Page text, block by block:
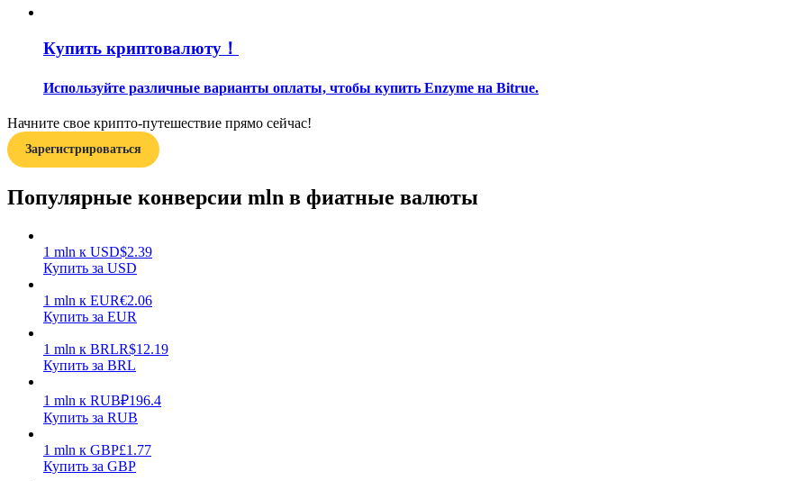
Гид
Руководство для начинающих по фьючерсам
Торговые стратегии
Купить криптовалюту！
Используйте различные варианты оплаты, чтобы купить Enzyme на Bitrue.
Начните свое крипто-путешествие прямо сейчас!
Зарегистрироваться
Популярные конверсии mln в фиатные валюты
1 mln к USD$2.39
Купить за USD
1 mln к EUR€2.06
Купить за EUR
1 mln к BRLR$12.19
Купить за BRL
1 mln к RUB₽196.4
Купить за RUB
1 mln к GBP£1.77
Купить за GBP